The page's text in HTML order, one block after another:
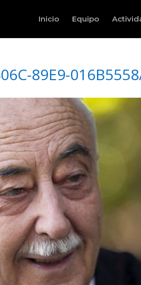
Inicio Equipo
89E9-